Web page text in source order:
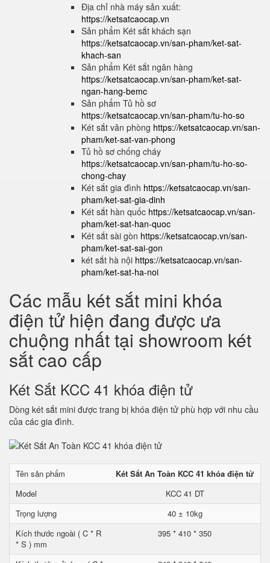
Địa chỉ nhà máy sản xuất:
https://ketsatcaocap.vn
Sản phẩm Két sắt khách sạn
https://ketsatcaocap.vn/san-pham/ket-sat-
khach-san
Sản phẩm Két sắt ngân hàng
https://ketsatcaocap.vn/san-pham/ket-sat-
ngan-hang-bemc
Sản phẩm Tủ hồ sơ
https://ketsatcaocap.vn/san-pham/tu-ho-so
Két sắt văn phòng https://ketsatcaocap.vn/san-
pham/ket-sat-van-phong
Tủ hồ sơ chống cháy
https://ketsatcaocap.vn/san-pham/tu-ho-so-
chong-chay
Két sắt gia đình https://ketsatcaocap.vn/san-
pham/ket-sat-gia-dinh
Két sắt hàn quốc https://ketsatcaocap.vn/san-
pham/ket-sat-han-quoc
Két sắt sài gòn https://ketsatcaocap.vn/san-
pham/ket-sat-sai-gon
két sắt hà nội https://ketsatcaocap.vn/san-
pham/ket-sat-ha-noi
Các mẫu két sắt mini khóa
điện tử hiện đang được ưa
chuộng nhất tại showroom két
sắt cao cấp
Két Sắt KCC 41 khóa điện tử
Dòng két sắt mini được trang bị khóa điện tử phù hợp với nhu cầu
của các gia đình.
Tên sản phẩm
Két Sắt An Toàn KCC 41 khóa điện tử
Model
KCC 41 DT
Trọng lượng
40 ± 10kg
Kích thước ngoài ( C * R
* S ) mm
395 * 410 * 350